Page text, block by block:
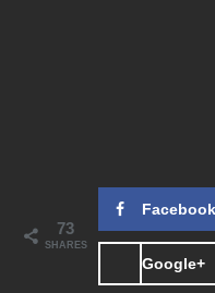
73
SHARES
Facebook
Google+